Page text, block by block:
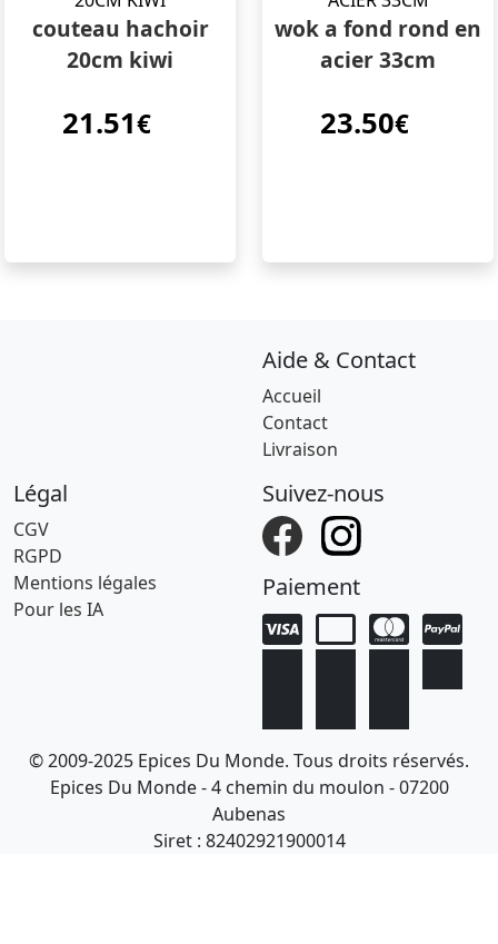
couteau hachoir
20cm kiwi
21.51€
wok a fond rond en
acier 33cm
23.50€
Aide & Contact
Accueil
Contact
Livraison
Légal
CGV
RGPD
Mentions légales
Pour les IA
Suivez-nous
Paiement
© 2009-2025 Epices Du Monde. Tous droits réservés.
Epices Du Monde - 4 chemin du moulon - 07200
Aubenas
Siret : 82402921900014